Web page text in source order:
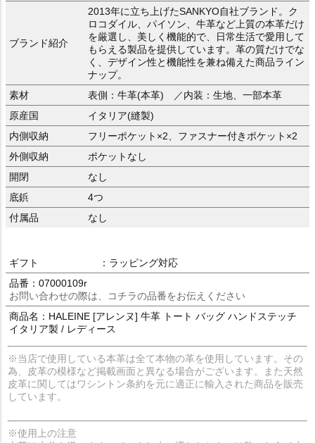
ブランド紹介
2013年に立ち上げたSANKYO自社ブランド。ク
ロコダイル、パイソン、牛革など上質の本革だけ
を厳選し、美しく機能的で、日常生活で愛用して
もらえる製品を提供しています。革の質だけでな
く、デザイン性と機能性を兼ね備えた商品ライン
ナップ。
素材
表側：牛革(本革) ／内装：生地、一部本革
原産国
イタリア(縫製)
内側収納
フリーポケット×2、ファスナー付きポケット×2
外側収納
ポケットなし
開閉
なし
底鋲
4つ
付属品
なし
ギフト
：ラッピング対応
品番：07000109r
お問い合わせの際は、コチラの品番をお伝えください
商品名：HALEINE [アレンヌ] 牛革 トート バッグ ハンドステッチ
イタリア製 / レディース
※当店で使用している本革は全て本物の革を使用しています。その
為、皮革の模様など掲載画面と異なる場合がございます。また天然
皮革に関してはワシントン条約を元に適正に輸入された商品を販売
しています。
※使用上の注意